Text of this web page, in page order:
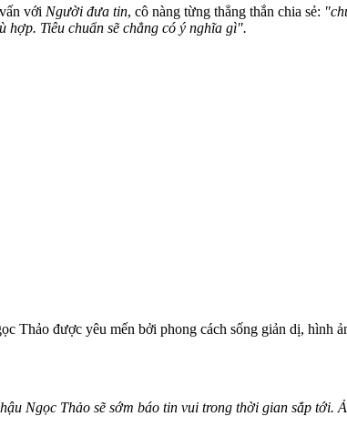
với Người đưa tin, cô nàng từng thẳng thắn chia sẻ:
hợp. Tiêu chuẩn sẽ chẳng có ý nghĩa gì".
Thảo được yêu mến bởi phong cách sống giản dị,
Ngọc Thảo sẽ sớm báo tin vui trong thời gian sắp tới.